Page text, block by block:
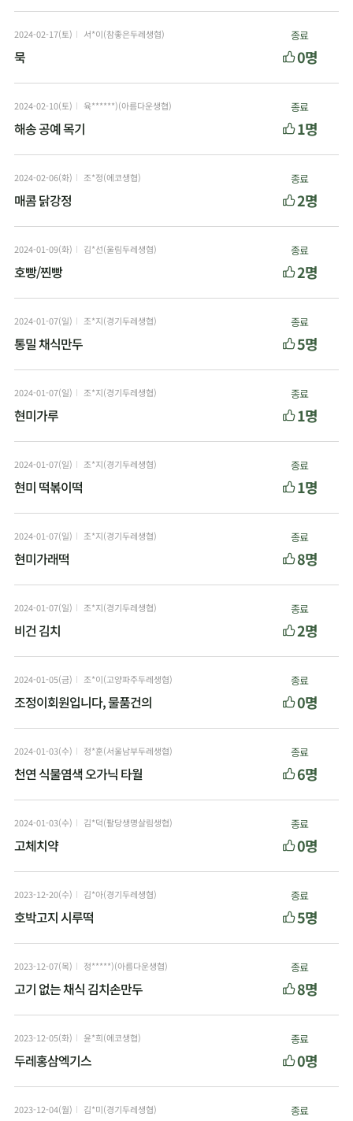
2024-02-17(토) 서*이(참좋은두레생협)
묵
종료
0명
2024-02-10(토) 육******)(아름다운생협)
해송 공예 목기
종료
1명
2024-02-06(화) 조*정(에코생협)
매콤 닭강정
종료
2명
2024-01-09(화) 김*선(울림두레생협)
호빵/찐빵
종료
2명
2024-01-07(일) 조*지(경기두레생협)
통밀 채식만두
종료
5명
2024-01-07(일) 조*지(경기두레생협)
현미가루
종료
1명
2024-01-07(일) 조*지(경기두레생협)
현미 떡볶이떡
종료
1명
2024-01-07(일) 조*지(경기두레생협)
현미가래떡
종료
8명
2024-01-07(일) 조*지(경기두레생협)
비건 김치
종료
2명
2024-01-05(금) 조*이(고양파주두레생협)
조정이회원입니다, 물품건의
종료
0명
2024-01-03(수) 정*훈(서울남부두레생협)
천연 식물염색 오가닉 타월
종료
6명
2024-01-03(수) 김*덕(팔당생명살림생협)
고체치약
종료
0명
2023-12-20(수) 김*아(경기두레생협)
호박고지 시루떡
종료
5명
2023-12-07(목) 정*****)(아름다운생협)
고기 없는 채식 김치손만두
종료
8명
2023-12-05(화) 윤*희(에코생협)
두레홍삼엑기스
종료
0명
2023-12-04(월) 김*미(경기두레생협) 종료